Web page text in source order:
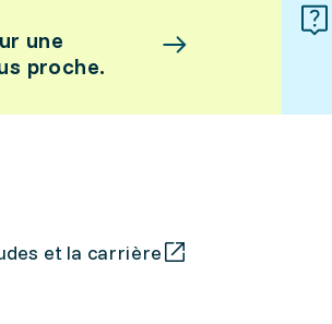
une
proche.
et la carrière